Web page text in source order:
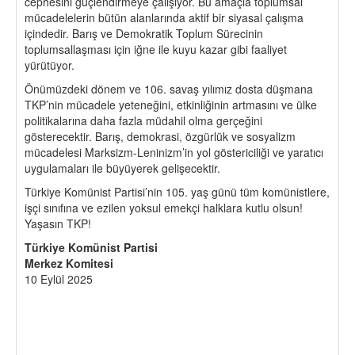
mücadelelerin bütün alanlarında aktif bir siyasal çalışma
içindedir. Barış ve Demokratik Toplum Sürecinin
toplumsallaşması için iğne ile kuyu kazar gibi faaliyet
yürütüyor.
Önümüzdeki dönem ve 106. savaş yılımız dosta düşmana
TKP’nin mücadele yeteneğini, etkinliğinin artmasını ve ülke
politikalarına daha fazla müdahil olma gerçeğini
gösterecektir. Barış, demokrasi, özgürlük ve sosyalizm
mücadelesi Marksizm-Leninizm’in yol göstericiliği ve yaratıcı
uygulamaları ile büyüyerek gelişecektir.
Türkiye Komünist Partisi’nin 105. yaş günü tüm komünistlere,
işçi sınıfına ve ezilen yoksul emekçi halklara kutlu olsun!
Yaşasın TKP!
Türkiye Komünist Partisi
Merkez Komitesi
10 Eylül 2025